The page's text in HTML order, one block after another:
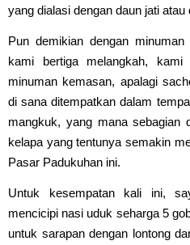
yang dialasi dengan daun jati atau
Pun demikian dengan
kami bertiga melangkah, kami
minuman kemasan, apalagi
di sana ditempatkan dalam
mangkuk, yang mana sebagian
kelapa yang tentunya semakin
Pasar Padukuhan ini.
Untuk kesempatan kali ini,
mencicipi nasi uduk seharga 5
untuk sarapan dengan lontong